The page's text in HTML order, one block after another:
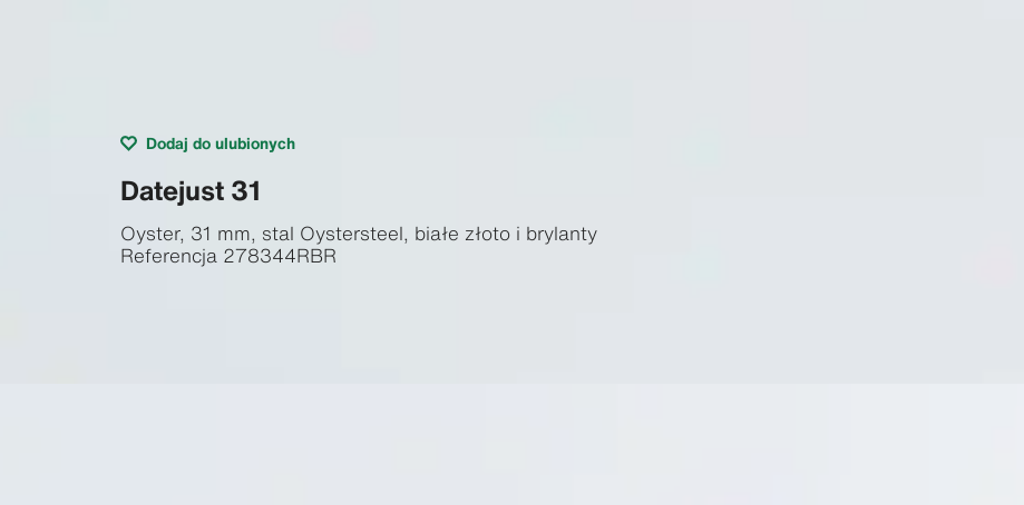
Dodaj do ulubionych
Datejust 31
Oyster, 31 mm, stal Oystersteel, białe złoto i brylanty
Referencja 278344RBR